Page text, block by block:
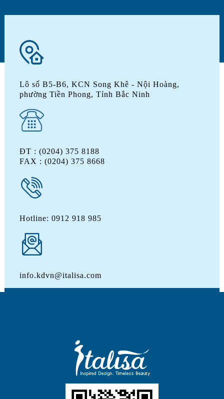
Lô số B5-B6, KCN Song Khê - Nội Hoàng,
phường Tiền Phong, Tỉnh Bắc Ninh
ĐT : (0204) 375 8188
FAX : (0204) 375 8668
Hotline: 0912 918 985
info.kdvn@italisa.com